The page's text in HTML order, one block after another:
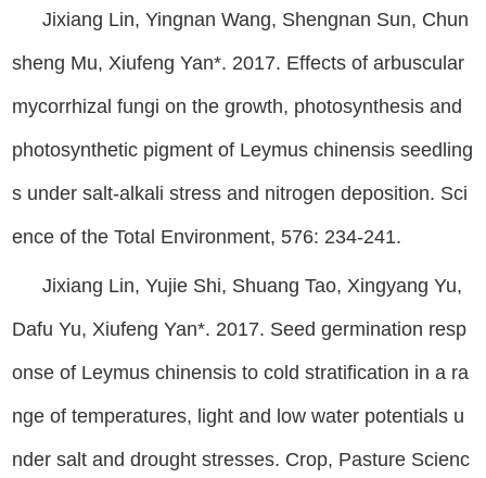
Jixiang Lin, Yingnan Wang, Shengnan Sun, Chun
sheng Mu, Xiufeng Yan*. 2017. Effects of arbuscular
mycorrhizal fungi on the growth, photosynthesis and
photosynthetic pigment of Leymus chinensis seedling
s under salt-alkali stress and nitrogen deposition. Sci
ence of the Total Environment, 576: 234-241.
Jixiang Lin, Yujie Shi, Shuang Tao, Xingyang Yu,
Dafu Yu, Xiufeng Yan*. 2017. Seed germination resp
onse of Leymus chinensis to cold stratification in a ra
nge of temperatures, light and low water potentials u
nder salt and drought stresses. Crop, Pasture Scienc